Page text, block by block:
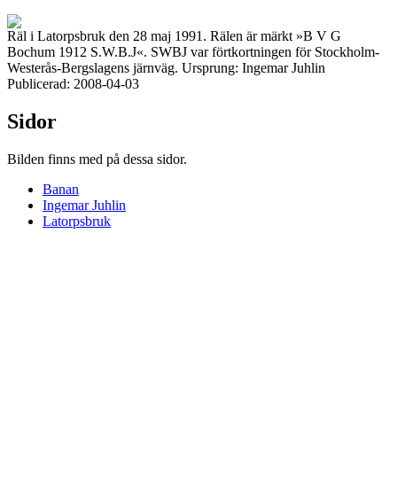
Räl i Latorpsbruk den 28 maj 1991. Rälen är märkt »B V G
Bochum 1912 S.W.B.J«. SWBJ var förtkortningen för Stockholm-
Westerås-Bergslagens järnväg. Ursprung: Ingemar Juhlin
Publicerad: 2008-04-03
Sidor
Bilden finns med på dessa sidor.
Banan
Ingemar Juhlin
Latorpsbruk